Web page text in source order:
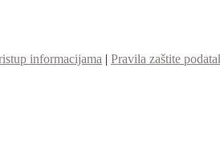
informacijama | Pravila zaštite